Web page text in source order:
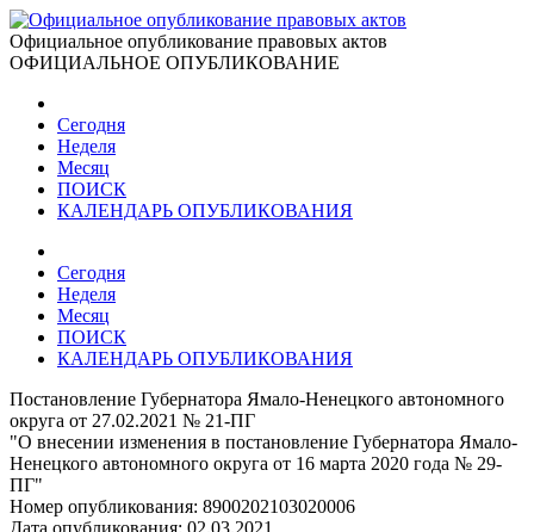
Официальное опубликование правовых актов
ОФИЦИАЛЬНОЕ ОПУБЛИКОВАНИЕ
Сегодня
Неделя
Месяц
ПОИСК
КАЛЕНДАРЬ ОПУБЛИКОВАНИЯ
Сегодня
Неделя
Месяц
ПОИСК
КАЛЕНДАРЬ ОПУБЛИКОВАНИЯ
Постановление Губернатора Ямало-Ненецкого автономного
округа от 27.02.2021 № 21-ПГ
"О внесении изменения в постановление Губернатора Ямало-
Ненецкого автономного округа от 16 марта 2020 года № 29-
ПГ"
Номер опубликования: 8900202103020006
Дата опубликования: 02.03.2021